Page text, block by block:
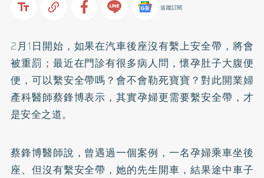
追蹤訂閱
2月1日開始，如果在汽車後座沒有繫上安全帶，將會
被重罰；最近在門診有很多病人問，懷孕肚子大腹便
便，可以繫安全帶嗎？會不會勒死寶寶？對此開業婦
產科醫師蔡鋒博表示，其實孕婦更需要繫安全帶，才
是安全之道。
蔡鋒博醫師說，曾遇過一個案例，一名孕婦乘車坐後
座、但沒有繫安全帶，她的先生開車，結果途中車子